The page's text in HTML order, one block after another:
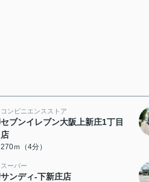
コンビニエンスストア
セブンイレブン大阪上新庄1丁目
店
270ｍ（4分）
スーパー
サンディ-下新庄店